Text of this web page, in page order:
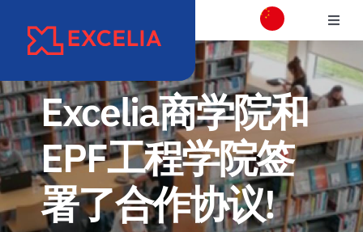
切
换
导
航
校区介绍
学院
项目专业介绍
Excelia商学院和
EPF工程学院签
署了合作协议!